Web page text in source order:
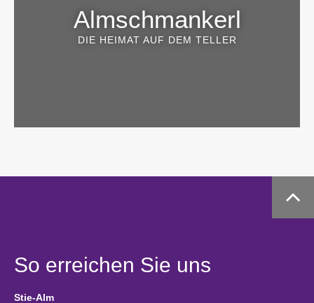
Almschmankerl
DIE HEIMAT AUF DEM TELLER
So erreichen Sie uns
Stie-Alm